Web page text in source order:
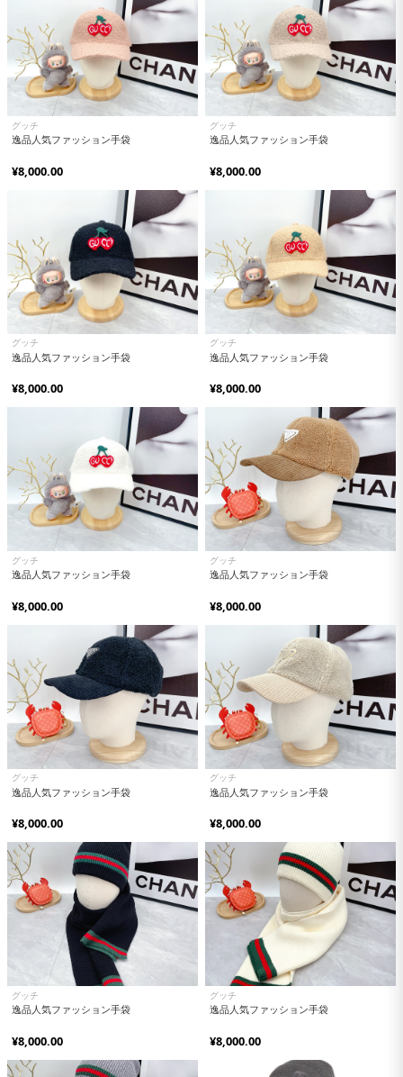
グッチ
逸品人気ファッション手袋
¥8,000.00
グッチ
逸品人気ファッション手袋
¥8,000.00
グッチ
逸品人気ファッション手袋
¥8,000.00
グッチ
逸品人気ファッション手袋
¥8,000.00
グッチ
逸品人気ファッション手袋
¥8,000.00
グッチ
逸品人気ファッション手袋
¥8,000.00
グッチ
逸品人気ファッション手袋
¥8,000.00
グッチ
逸品人気ファッション手袋
¥8,000.00
グッチ
逸品人気ファッション手袋
¥8,000.00
グッチ
逸品人気ファッション手袋
¥8,000.00